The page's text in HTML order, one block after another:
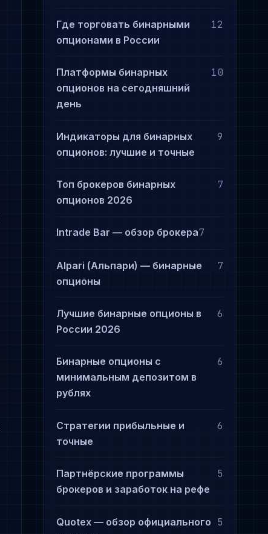
Где торговать бинарными
опционами в России
12
Платформы бинарных
опционов на сегодняшний
день
10
Индикаторы для бинарных
опционов: лучшие и точные
9
Топ брокеров бинарных
опционов 2026
7
Intrade Bar — обзор брокера7
Alpari (Альпари) — бинарные
опционы
7
Лучшие бинарные опционы в
России 2026
6
Бинарные опционы с
минимальным депозитом в
рублях
6
Стратегии прибыльные и
точные
6
Партнёрские программы
брокеров и заработок на рефе
5
Quotex — обзор официального 5